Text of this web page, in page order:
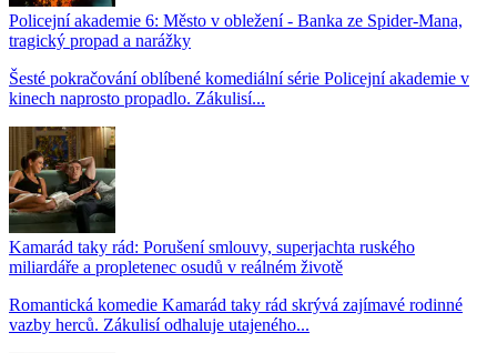
Policejní akademie 6: Město v obležení - Banka ze Spider-Mana,
tragický propad a narážky
Šesté pokračování oblíbené komediální série Policejní akademie v
kinech naprosto propadlo. Zákulisí...
Kamarád taky rád: Porušení smlouvy, superjachta ruského
miliardáře a propletenec osudů v reálném životě
Romantická komedie Kamarád taky rád skrývá zajímavé rodinné
vazby herců. Zákulisí odhaluje utajeného...